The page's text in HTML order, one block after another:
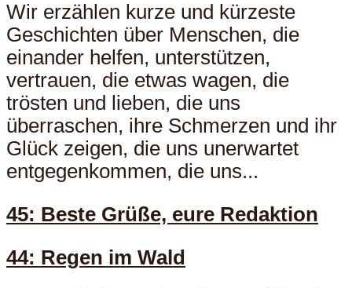
Wir erzählen kurze und kürzeste
Geschichten über Menschen, die
einander helfen, unterstützen,
vertrauen, die etwas wagen, die
trösten und lieben, die uns
überraschen, ihre Schmerzen und ihr
Glück zeigen, die uns unerwartet
entgegenkommen, die uns...
45: Beste Grüße, eure Redaktion
44: Regen im Wald